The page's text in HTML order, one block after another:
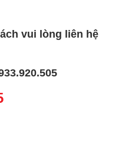
vui lòng liên hệ